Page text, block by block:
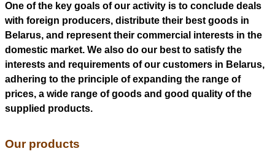
One of the key goals of our activity is to conclude deals
with foreign producers, distribute their best goods in
Belarus, and represent their commercial interests in the
domestic market. We also do our best to satisfy the
interests and requirements of our customers in Belarus,
adhering to the principle of expanding the range of
prices, a wide range of goods and good quality of the
supplied products.
Our products